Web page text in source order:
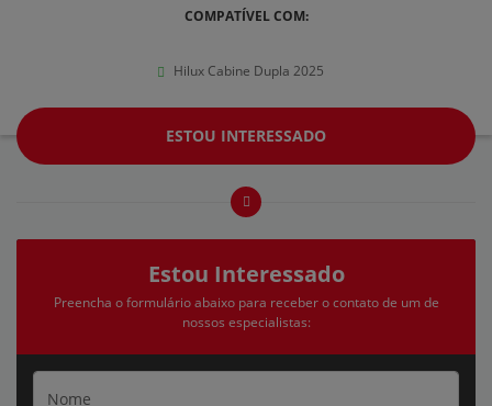
COMPATÍVEL COM:
Hilux Cabine Dupla 2025
ESTOU INTERESSADO
Estou Interessado
Preencha o formulário abaixo para receber o contato de um de
nossos especialistas: